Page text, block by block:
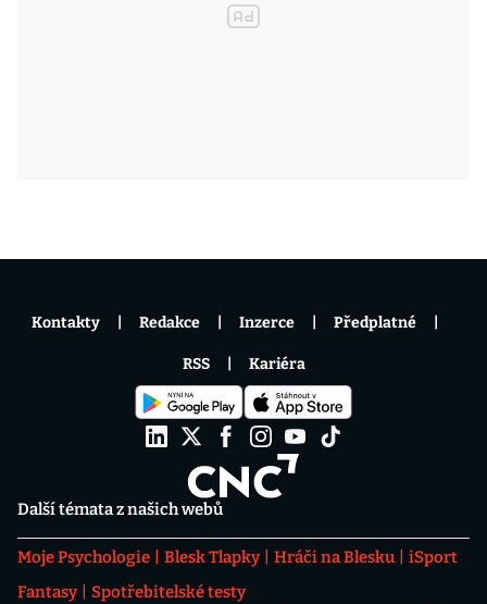
Další témata z našich webů
Moje Psychologie Blesk Tlapky Hráči na Blesku
iSport
Fantasy
Spotřebitelské testy
Kontakty Redakce Inzerce Předplatné
RSS Kariéra